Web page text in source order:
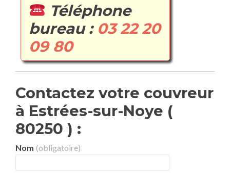
Téléphone
bureau : 03 22 20
09 80
Contactez votre couvreur
à Estrées-sur-Noye (
80250 ) :
Nom (obligatoire)